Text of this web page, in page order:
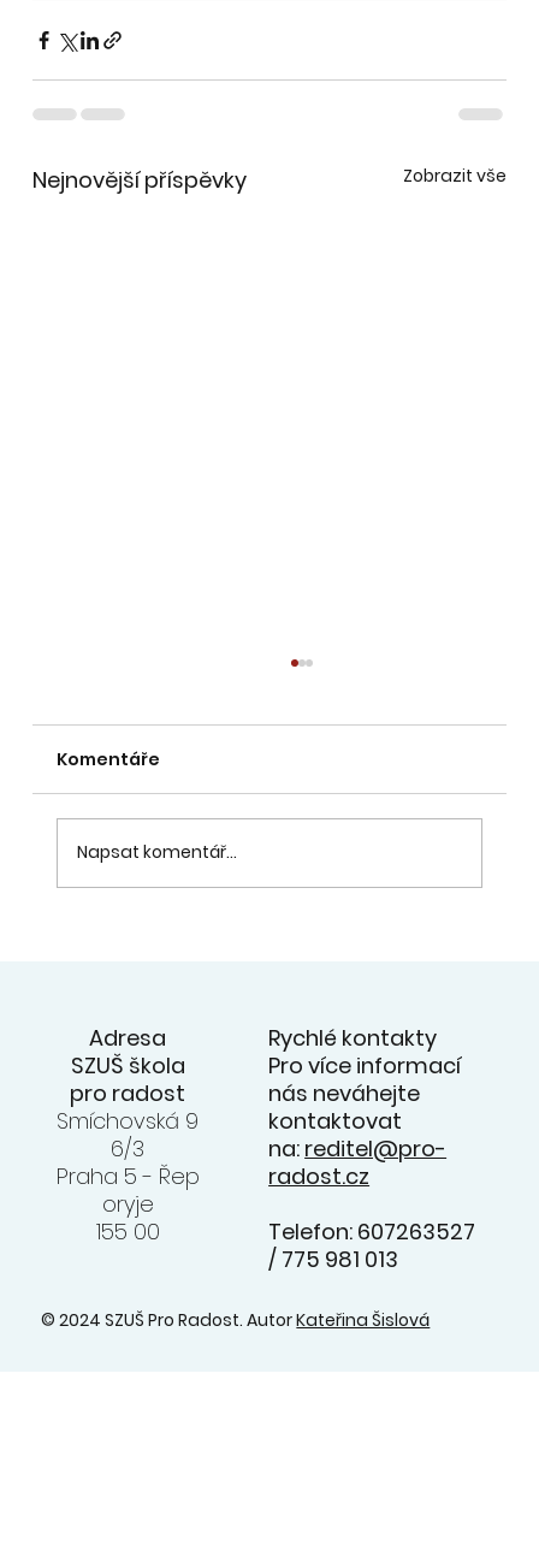
Nejnovější příspěvky Zobrazit vše
2026/2027 INFO ZDE:
Veškeré pokyny pro nově přijaté žáky již byly
zaslány na Vámi uvedené emaily. pokud
Vám pokyny k přijetí nedorazily - obratem
nám napište na reditel@pro-radost.cz.
Komentáře
Napsat komentář...
© 2024 SZUŠ Pro Radost. AutorKateřina Šislová
Adresa
SZUŠ škola
pro radost
Smíchovská 9
6/3
Praha 5 - Řep
oryje
155 00
Rychlé kontakty
Pro více informací
nás neváhejte
kontaktovat
na: reditel@pro-
radost.cz
Telefon: 607263527
/ 775 981 013